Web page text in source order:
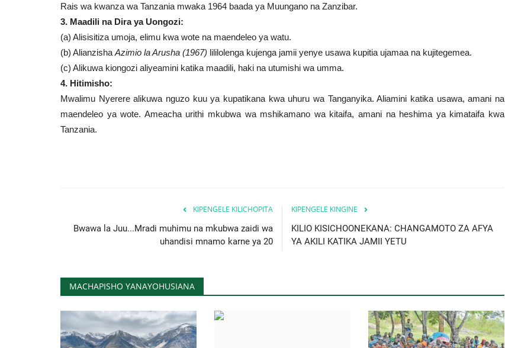
Rais wa kwanza wa Tanzania mwaka 1964 baada ya Muungano na Zanzibar.
3. Maadili na Dira ya Uongozi:
(a) Alisisitiza umoja, elimu kwa wote na maendeleo ya watu.
(b) Alianzisha Azimio la Arusha (1967) lililolenga kujenga jamii yenye usawa kupitia ujamaa na kujitegemea.
(c) Alikuwa kiongozi aliyeamini katika maadili, haki na utumishi wa umma.
4. Hitimisho:
Mwalimu Nyerere alikuwa nguzo kuu ya kupatikana kwa uhuru wa Tanganyika. Aliamini katika usawa, amani na
maendeleo ya wote. Ameacha urithi mkubwa wa mshikamano wa kitaifa, amani na heshima ya kimataifa kwa
Tanzania.
KIPENGELE KILICHOPITA
Bwawa la Juu...Mradi muhimu na mkubwa zaidi wa
uhandisi mnamo karne ya 20
KIPENGELE KINGINE
KILIO KISICHOONEKANA: CHANGAMOTO ZA AFYA
YA AKILI KATIKA JAMII YETU
MACHAPISHO YANAYOHUSIANA